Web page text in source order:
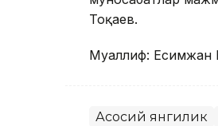
Тоқаев.
Муаллиф: Есимжан
Асосий янгилик